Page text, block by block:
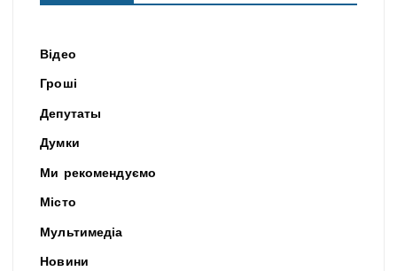
Відео
Гроші
Депутаты
Думки
Ми рекомендуємо
Місто
Мультимедіа
Новини